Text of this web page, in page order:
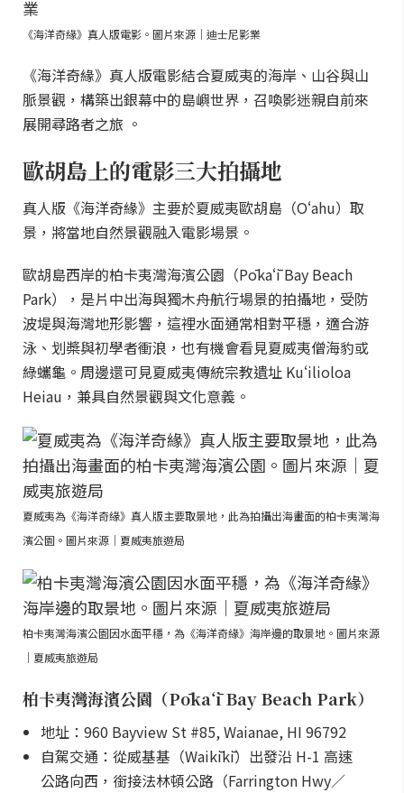
《海洋奇緣》真人版電影。圖片來源｜迪士尼影業
《海洋奇緣》真人版電影結合夏威夷的海岸、山谷與山
脈景觀，構築出銀幕中的島嶼世界，召喚影迷親自前來
展開尋路者之旅 。
歐胡島上的電影三大拍攝地
真人版《海洋奇緣》主要於夏威夷歐胡島（Oʻahu）取
景，將當地自然景觀融入電影場景。
歐胡島西岸的柏卡夷灣海濱公園（Pōkaʻī Bay Beach
Park），是片中出海與獨木舟航行場景的拍攝地，受防
波堤與海灣地形影響，這裡水面通常相對平穩，適合游
泳、划槳與初學者衝浪，也有機會看見夏威夷僧海豹或
綠蠵龜。周邊還可見夏威夷傳統宗教遺址 Kuʻilioloa
Heiau，兼具自然景觀與文化意義。
夏威夷為《海洋奇緣》真人版主要取景地，此為拍攝出海畫面的柏卡夷灣海
濱公園。圖片來源｜夏威夷旅遊局
柏卡夷灣海濱公園因水面平穩，為《海洋奇緣》海岸邊的取景地。圖片來源
｜夏威夷旅遊局
柏卡夷灣海濱公園（Pōkaʻī Bay Beach Park）
地址：960 Bayview St #85, Waianae, HI 96792
自駕交通：從威基基（Waikīkī）出發沿 H-1 高速
公路向西，銜接法林頓公路（Farrington Hwy／